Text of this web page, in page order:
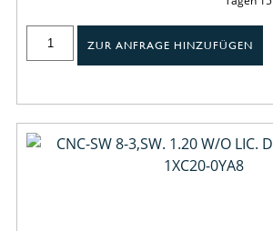
ZUR ANFRAGE HINZUFÜGEN